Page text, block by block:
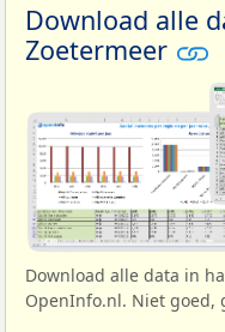
Download alle
Zoetermeer
Download alle data in
OpenInfo.nl. Niet goed,